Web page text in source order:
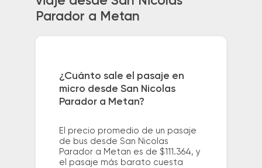
Parador a Metan
¿Cuánto sale el pasaje en
micro desde San Nicolas
Parador a Metan?
El precio promedio de un pasaje
de bus desde San Nicolas
Parador a Metan es de $111.364, y
el pasaje más barato cuesta